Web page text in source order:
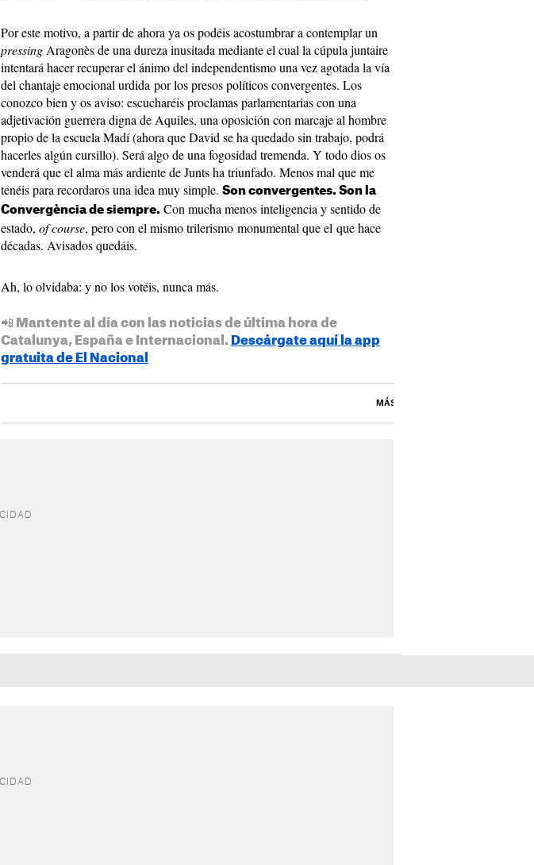
Por este motivo, a partir de ahora ya os podéis acostumbrar a contemplar un
pressing Aragonès de una dureza inusitada mediante el cual la cúpula juntaire
intentará hacer recuperar el ánimo del independentismo una vez agotada la vía
del chantaje emocional urdida por los presos políticos convergentes. Los
conozco bien y os aviso: escucharéis proclamas parlamentarias con una
adjetivación guerrera digna de Aquiles, una oposición con marcaje al hombre
propio de la escuela Madí (ahora que David se ha quedado sin trabajo, podrá
hacerles algún cursillo). Será algo de una fogosidad tremenda. Y todo dios os
venderá que el alma más ardiente de Junts ha triunfado. Menos mal que me
tenéis para recordaros una idea muy simple. Son convergentes. Son la
Convergència de siempre. Con mucha menos inteligencia y sentido de
estado, of course, pero con el mismo trilerismo monumental que el que hace
décadas. Avisados quedáis.
Ah, lo olvidaba: y no los votéis, nunca más.
📲 Mantente al día con las noticias de última hora de
Catalunya, España e Internacional. Descárgate aquí la app
gratuita de El Nacional
MÁS